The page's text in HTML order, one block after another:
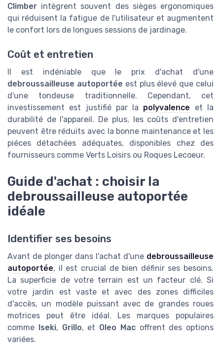
Climber intègrent souvent des sièges ergonomiques
qui réduisent la fatigue de l'utilisateur et augmentent
le confort lors de longues sessions de jardinage.
Coût et entretien
Il est indéniable que le prix d'achat d'une
debroussailleuse autoportée est plus élevé que celui
d'une tondeuse traditionnelle. Cependant, cet
investissement est justifié par la polyvalence et la
durabilité de l'appareil. De plus, les coûts d'entretien
peuvent être réduits avec la bonne maintenance et les
piéces détachées adéquates, disponibles chez des
fournisseurs comme Verts Loisirs ou Roques Lecoeur.
Guide d'achat : choisir la
debroussailleuse autoportée
idéale
Identifier ses besoins
Avant de plonger dans l'achat d'une debroussailleuse
autoportée, il est crucial de bien définir ses besoins.
La superficie de votre terrain est un facteur clé. Si
votre jardin est vaste et avec des zones difficiles
d'accès, un modèle puissant avec de grandes roues
motrices peut être idéal. Les marques populaires
comme Iseki, Grillo, et Oleo Macoffrent des options
variées.